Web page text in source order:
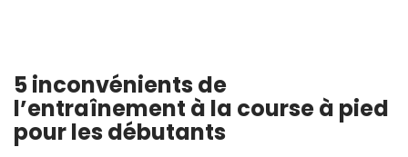
5 inconvénients de
l’entraînement à la course à pied
pour les débutants